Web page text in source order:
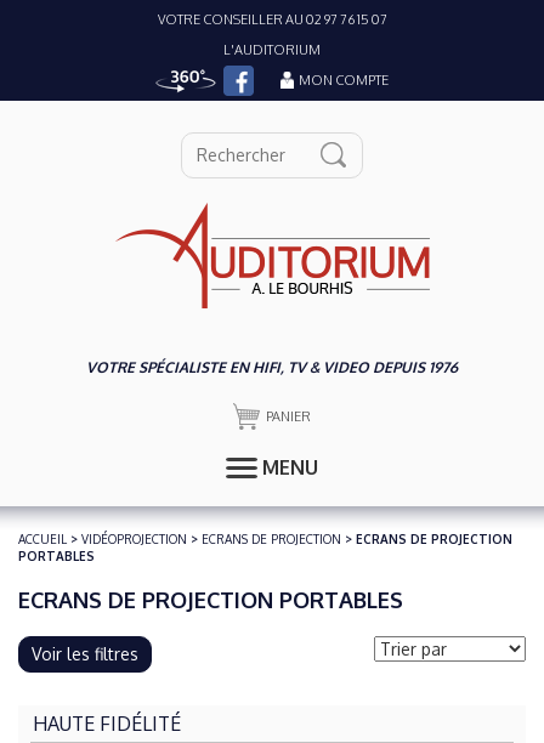
VOTRE CONSEILLER AU 02 97 76 15 07
L'AUDITORIUM
MON COMPTE
VOTRE SPÉCIALISTE EN HIFI, TV & VIDEO DEPUIS 1976
PANIER
MENU
ACCUEIL > VIDÉOPROJECTION > ECRANS DE PROJECTION > ECRANS DE PROJECTION
PORTABLES
ECRANS DE PROJECTION PORTABLES
Voir les filtres
HAUTE FIDÉLITÉ